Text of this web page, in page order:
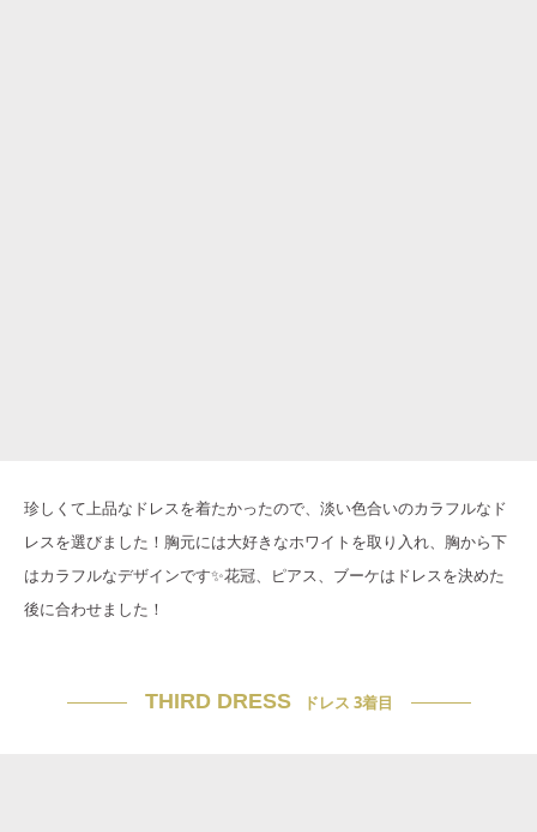
珍しくて上品なドレスを着たかったので、淡い色合いのカラフルなド
レスを選びました！胸元には大好きなホワイトを取り入れ、胸から下
はカラフルなデザインです✨花冠、ピアス、ブーケはドレスを決めた
後に合わせました！
THIRD DRESS ドレス 3着目